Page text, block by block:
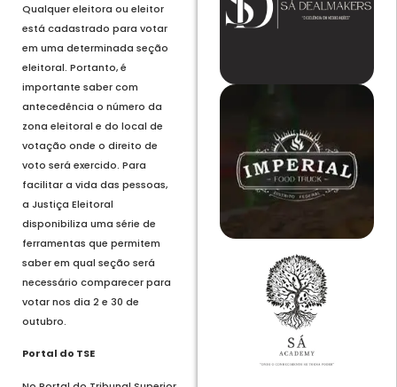
Qualquer eleitora ou eleitor
está cadastrado para votar
em uma determinada seção
eleitoral. Portanto, é
importante saber com
antecedência o número da
zona eleitoral e do local de
votação onde o direito de
voto será exercido. Para
facilitar a vida das pessoas,
a Justiça Eleitoral
disponibiliza uma série de
ferramentas que permitem
saber em qual seção será
necessário comparecer para
votar nos dia 2 e 30 de
outubro.
Portal do TSE